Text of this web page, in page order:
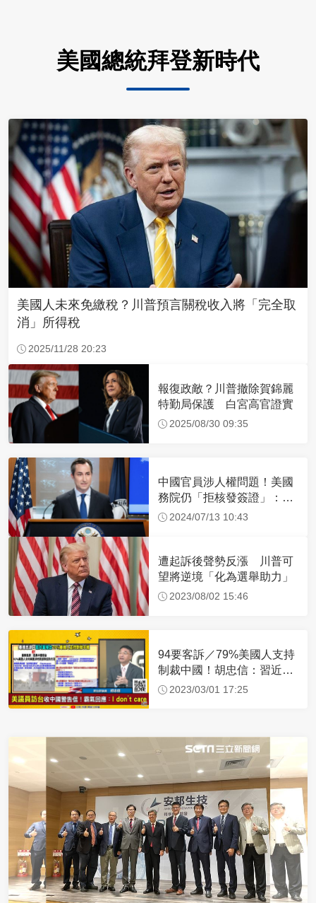
美國總統拜登新時代
美國人未來免繳稅？川普預言關稅收入將「完全取
消」所得稅
2025/11/28 20:23
報復政敵？川普撤除賀錦麗
特勤局保護 白宮高官證實
2025/08/30 09:35
中國官員涉人權問題！美國
務院仍「拒核發簽證」：追
究責任
2024/07/13 10:43
遭起訴後聲勢反漲 川普可
望將逆境「化為選舉助力」
2023/08/02 15:46
94要客訴／79%美國人支持
制裁中國！胡忠信：習近平
沒信心成功侵台
2023/03/01 17:25